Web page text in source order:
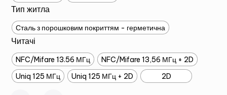
Тип житла
Сталь з порошковим покриттям - герметична
Читачі
NFC/Mifare 13.56 МГц
NFC/Mifare 13,56 МГц + 2D
Uniq 125 МГц
Uniq 125 МГц + 2D 2D